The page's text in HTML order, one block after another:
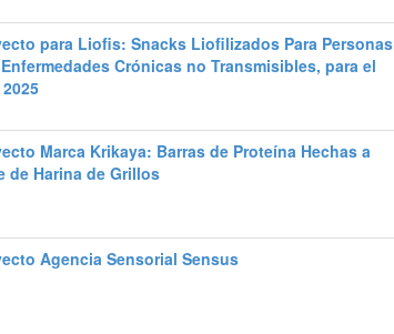
para Liofis: Snacks Liofilizados Para Personas
Crónicas no Transmisibles, para el
Marca Krikaya: Barras de Proteína Hechas a
de Harina de Grillos
Agencia Sensorial Sensus